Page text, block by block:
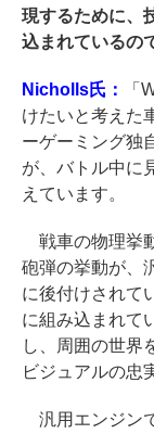
現するために、
込まれているの
Nicholls氏：
「
けたいと考えた
ーゲーミング独
が、バトル中に
えています。
戦車の物理挙
砲弾の挙動が、
に後付けされて
に組み込まれて
し、周囲の世界
ビジュアルの忠
汎用エンジン